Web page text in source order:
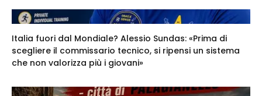
Italia fuori dal Mondiale? Alessio Sundas: «Prima di
scegliere il commissario tecnico, si ripensi un sistema
che non valorizza più i giovani»